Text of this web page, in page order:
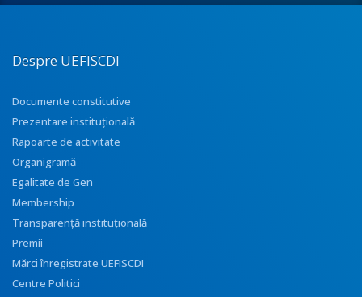
Despre UEFISCDI
Documente constitutive
Prezentare instituţională
Rapoarte de activitate
Organigramă
Egalitate de Gen
Membership
Transparenţă instituţională
Premii
Mărci înregistrate UEFISCDI
Centre Politici